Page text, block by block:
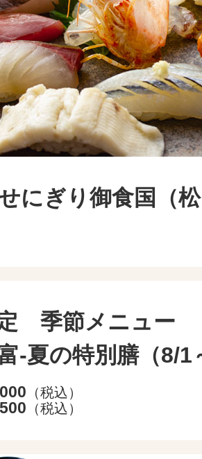
にぎり御食国（
季節メニュー
富-夏の特別膳（8/
（税込）
（税込）